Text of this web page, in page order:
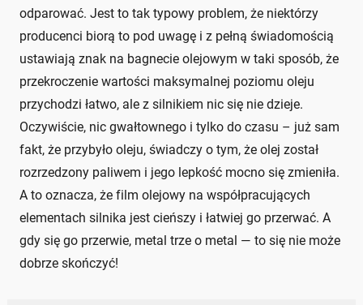
odparować. Jest to tak typowy problem, że niektórzy
producenci biorą to pod uwagę i z pełną świadomością
ustawiają znak na bagnecie olejowym w taki sposób, że
przekroczenie wartości maksymalnej poziomu oleju
przychodzi łatwo, ale z silnikiem nic się nie dzieje.
Oczywiście, nic gwałtownego i tylko do czasu – już sam
fakt, że przybyło oleju, świadczy o tym, że olej został
rozrzedzony paliwem i jego lepkość mocno się zmieniła.
A to oznacza, że film olejowy na współpracujących
elementach silnika jest cieńszy i łatwiej go przerwać. A
gdy się go przerwie, metal trze o metal — to się nie może
dobrze skończyć!